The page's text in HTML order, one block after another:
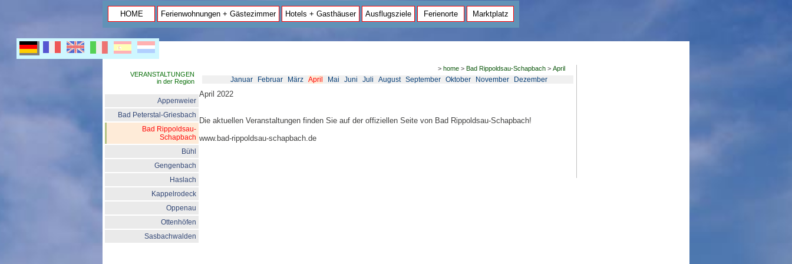
HOME Ferienwohnungen + Gästezimmer Hotels + Gasthäuser Ausflugsziele Ferienorte Marktplatz
VERANSTALTUNGEN
in der Region
Appenweier
Bad Peterstal-Griesbach
Bad Rippoldsau-
Schapbach
Bühl
Gengenbach
Haslach
Kappelrodeck
Oppenau
Ottenhöfen
Sasbachwalden
> home> Bad Rippoldsau-Schapbach> April
Januar Februar März April Mai Juni Juli August September Oktober November Dezember
April 2022
Die aktuellen Veranstaltungen finden Sie auf der offiziellen Seite von Bad Rippoldsau-Schapbach!
www.bad-rippoldsau-schapbach.de